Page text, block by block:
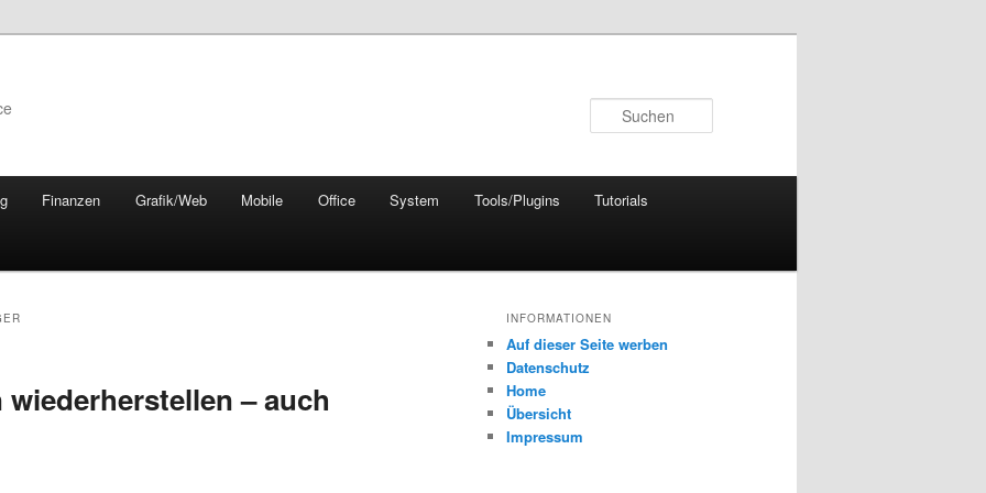
Finanzen Grafik/Web Mobile Office System Tools/Plugins Tutorials
– auch
INFORMATIONEN
Auf dieser Seite werben
Datenschutz
Home
Übersicht
Impressum